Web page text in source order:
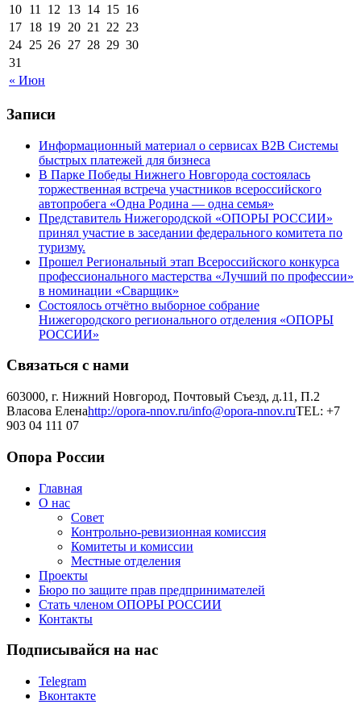
« Июн
10 11 12 13 14 15 16
17 18 19 20 21 22 23
24 25 26 27 28 29 30
31
Записи
Информационный материал о сервисах В2В Системы
быстрых платежей для бизнеса
В Парке Победы Нижнего Новгорода состоялась
торжественная встреча участников всероссийского
автопробега «Одна Родина — одна семья»
Представитель Нижегородской «ОПОРЫ РОССИИ»
принял участие в заседании федерального комитета по
туризму.
Прошел Региональный этап Всероссийского конкурса
профессионального мастерства «Лучший по профессии»
в номинации «Сварщик»
Состоялось отчётно выборное собрание
Нижегородского регионального отделения «ОПОРЫ
РОССИИ»
Связаться с нами
603000, г. Нижний Новгород, Почтовый Съезд, д.11, П.2
Власова Еленаhttp://opora-nnov.ru/info@opora-nnov.ruTEL: +7
903 04 111 07
Опора России
Главная
О нас
Совет
Контрольно-ревизионная комиссия
Комитеты и комиссии
Местные отделения
Проекты
Бюро по защите прав предпринимателей
Стать членом ОПОРЫ РОССИИ
Контакты
Подписывайся на нас
Telegram
Вконтакте